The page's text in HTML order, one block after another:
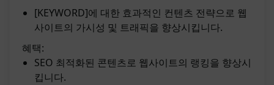
[KEYWORD]에 대한 효과적인 컨텐츠 전략으로 웹
사이트의 가시성 및 트래픽을 향상시킵니다.
혜택:
SEO 최적화된 콘텐츠로 웹사이트의 랭킹을 향상시
킵니다.